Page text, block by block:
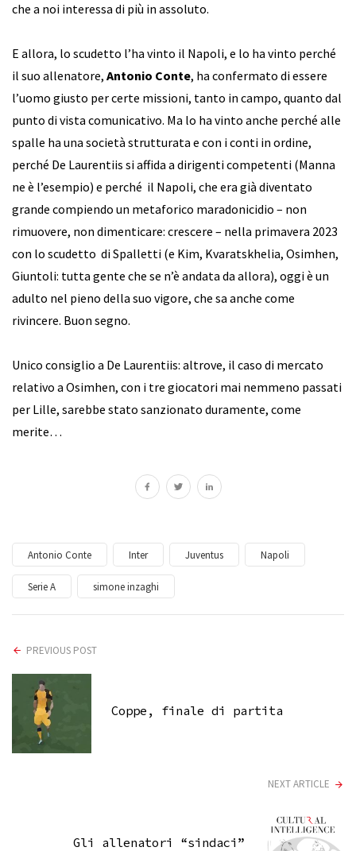
che a noi interessa di più in assoluto.
E allora, lo scudetto l’ha vinto il Napoli, e lo ha vinto perché
il suo allenatore, Antonio Conte, ha confermato di essere
l’uomo giusto per certe missioni, tanto in campo, quanto dal
punto di vista comunicativo. Ma lo ha vinto anche perché alle
spalle ha una società strutturata e con i conti in ordine,
perché De Laurentiis si affida a dirigenti competenti (Manna
ne è l’esempio) e perché il Napoli, che era già diventato
grande compiendo un metaforico maradonicidio – non
rimuovere, non dimenticare: crescere – nella primavera 2023
con lo scudetto di Spalletti (e Kim, Kvaratskhelia, Osimhen,
Giuntoli: tutta gente che se n’è andata da allora), oggi è un
adulto nel pieno della suo vigore, che sa anche come
rivincere. Buon segno.
Unico consiglio a De Laurentiis: altrove, il caso di mercato
relativo a Osimhen, con i tre giocatori mai nemmeno passati
per Lille, sarebbe stato sanzionato duramente, come
merite…
Antonio Conte Inter Juventus Napoli
Serie A simone inzaghi
PREVIOUS POST
Coppe, finale di partita
NEXT ARTICLE
Gli allenatori “sindaci”